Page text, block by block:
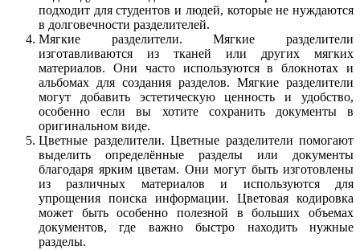
подходит для студентов и людей, которые не нуждаются
в долговечности разделителей.
Мягкие разделители.Мягкие разделители
изготавливаются из тканей или других мягких
материалов. Они часто используются в блокнотах и
альбомах для создания разделов. Мягкие разделители
могут добавить эстетическую ценность и удобство,
особенно если вы хотите сохранить документы в
оригинальном виде.
Цветные разделители. Цветные разделители помогают
выделить определённые разделы или документы
благодаря ярким цветам. Они могут быть изготовлены
из различных материалов и используются для
упрощения поиска информации. Цветовая кодировка
может быть особенно полезной в больших объемах
документов, где важно быстро находить нужные
разделы.